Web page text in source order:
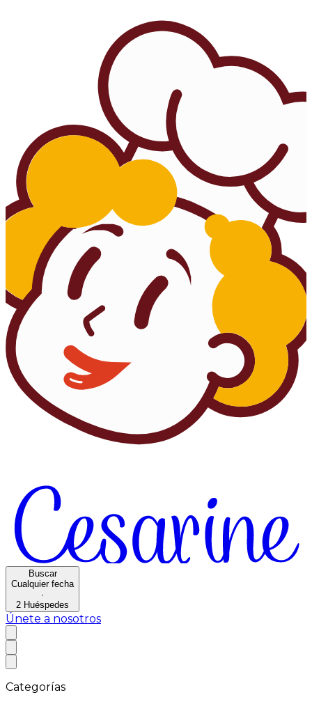
Buscar
Cualquier fecha
·
2 Huéspedes
Únete a nosotros
Categorías